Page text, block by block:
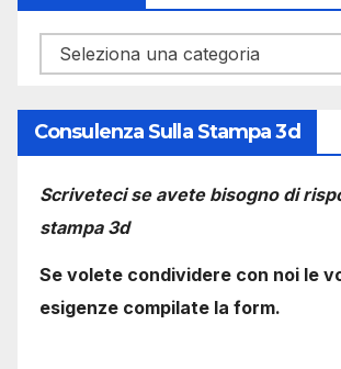
Categorie
Consulenza Sulla Stampa 3d
Scriveteci se avete bisogno di
stampa 3d
Se volete condividere con noi le
esigenze compilate la form.